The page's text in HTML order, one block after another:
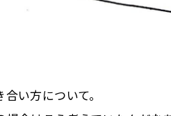
い方について。